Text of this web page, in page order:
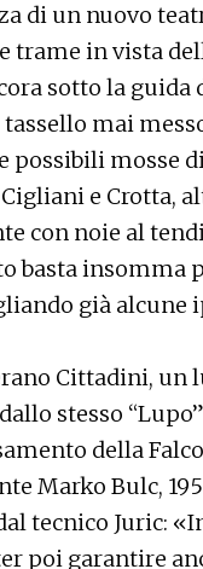
di un nuovo
trame in vista
sotto la guida
mai
mosse
e Crotta,
con noie al
basta insomma
già alcune
Cittadini, un
stesso
della
Marko Bulc,
tecnico Juric:
poi garantire